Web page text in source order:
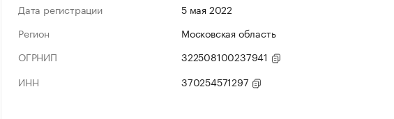
Дата регистрации
5 мая 2022
Регион
Московская область
ОГРНИП
322508100237941
ИНН
370254571297